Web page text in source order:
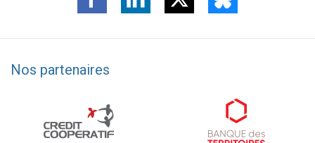
Nos partenaires